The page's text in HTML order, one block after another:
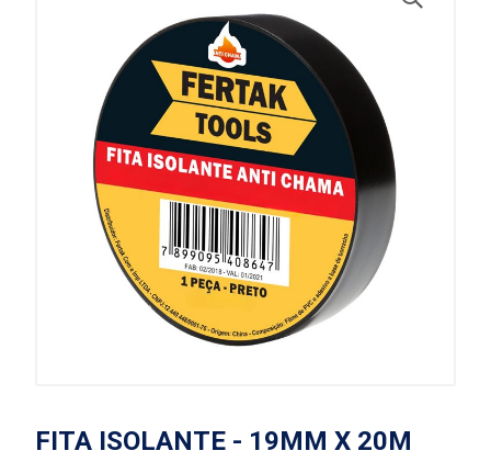
FITA ISOLANTE - 19MM X 20M